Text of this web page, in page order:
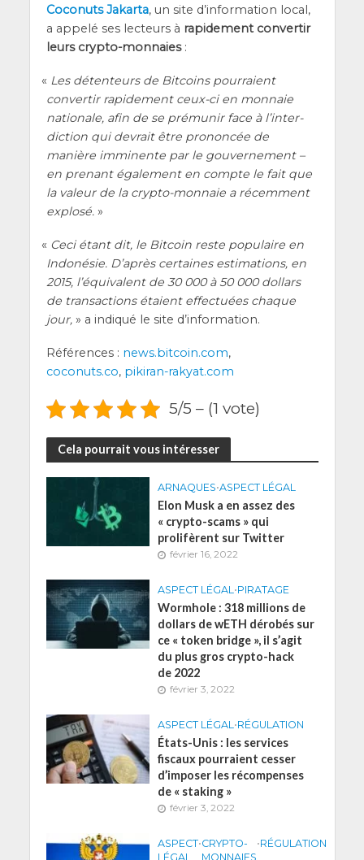
Coco­nuts Jakar­ta, un site d’in­for­ma­tion local,
a appe­lé ses lec­teurs à rapi­de­ment conver­tir
leurs cryp­to-mon­naies:
« Les déten­teurs de Bit­coins pour­raient
conver­tir rapi­de­ment ceux-ci en mon­naie
natio­nale, afin de se pré­mu­nir face à l’in­ter­
dic­tion qui devrait être pro­non­cée de
manière immi­nente par le gou­ver­ne­ment –
en pre­nant éga­le­ment en compte le fait que
la valeur de la cryp­to-mon­naie a récem­ment
explo­sé.»
« Ceci étant dit, le Bit­coin reste popu­laire en
Indo­né­sie. D’a­près cer­taines esti­ma­tions, en
2015, l’é­qui­valent de 30 000 à 50 000 dol­lars
de tran­sac­tions étaient effec­tuées chaque
jour,» a indi­qué le site d’information.
Réfé­rences : news.bitcoin.com,
coconuts.co, pikiran-rakyat.com
5/5 – (1 vote)
Cela pourrait vous intéresser
ARNAQUES•ASPECT LÉGAL
Elon Musk a en assez des
« crypto-scams » qui
prolifèrent sur Twitter
février 16, 2022
ASPECT LÉGAL•PIRATAGE
Wormhole : 318 millions de
dollars de wETH dérobés sur
ce « token bridge », il s’agit
du plus gros crypto-hack
de 2022
février 3, 2022
ASPECT LÉGAL•RÉGULATION
États-Unis : les services
fiscaux pourraient cesser
d’imposer les récompenses
de « staking »
février 3, 2022
ASPECT
LÉGAL
•CRYPTO-
MONNAIES
•RÉGULATION